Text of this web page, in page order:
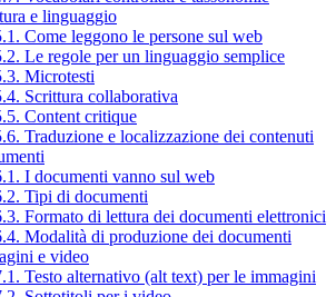
e linguaggio
Come leggono le persone sul web
Le regole per un linguaggio semplice
Microtesti
Scrittura collaborativa
Content critique
Traduzione e localizzazione dei contenuti
I documenti vanno sul web
Tipi di documenti
Formato di lettura dei documenti elettronici
Modalità di produzione dei documenti
e video
Testo alternativo (alt text) per le immagini